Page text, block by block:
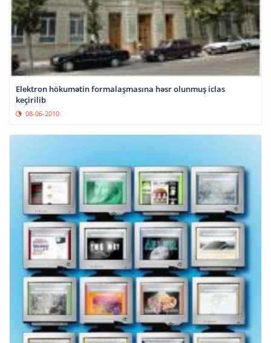
Elektron hökumətin formalaşmasına həsr olunmuş iclas
keçirilib
08-06-2010